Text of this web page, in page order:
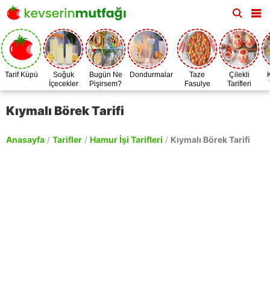
Tarif Küpü
Soğuk
İçecekler
Bugün Ne
Pişirsem?
Dondurmalar
Taze
Fasulye
Zamanı
Çilekli
Tarifleri
Kıymalı Börek Tarifi
Anasayfa / Tarifler / Hamur İşi Tarifleri / Kıymalı Börek Tarifi